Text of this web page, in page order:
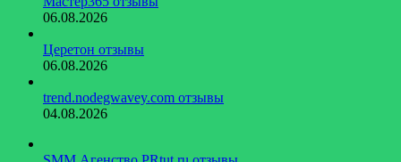
06.08.2026
Церетон отзывы
06.08.2026
trend.nodegwavey.com отзывы
04.08.2026